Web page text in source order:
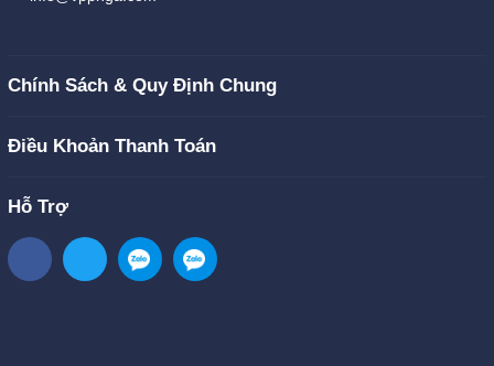
Chính Sách & Quy Định Chung
Điều Khoản Thanh Toán
Hỗ Trợ